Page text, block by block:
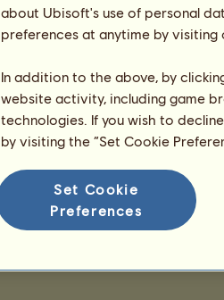
about Ubisoft's use of personal
preferences at anytime by
In addition to the above, by
website activity, including game
technologies. If you wish to
by visiting the “Set Cookie
Set Cookie
Preferences